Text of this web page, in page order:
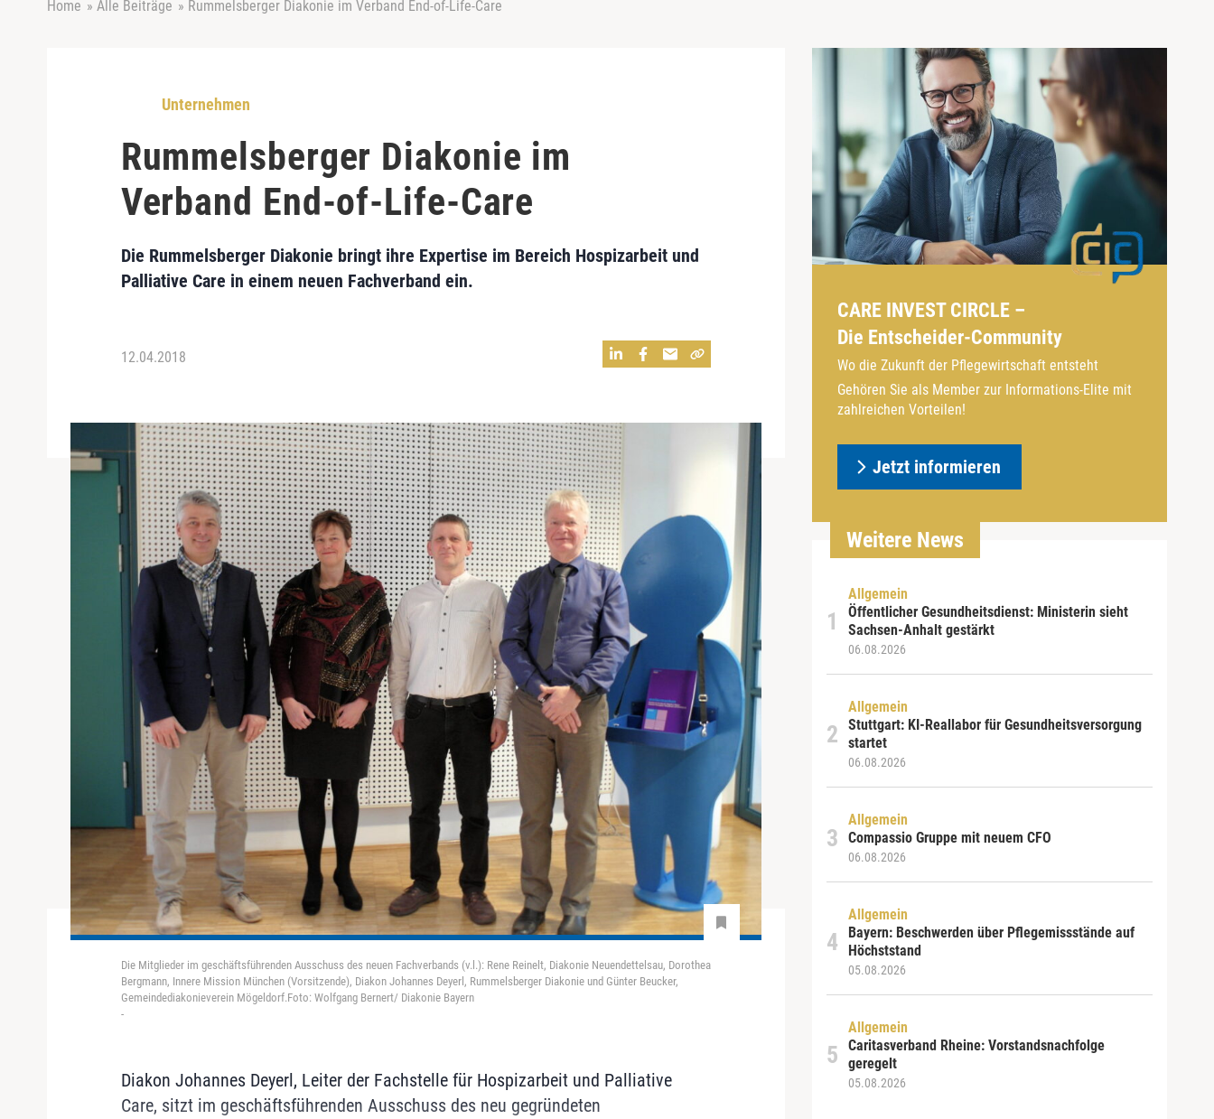
Home » Alle Beiträge » Rummelsberger Diakonie im Verband End-of-Life-Care
Unternehmen
Rummelsberger Diakonie im
Verband End-of-Life-Care
Die Rummelsberger Diakonie bringt ihre Expertise im Bereich Hospizarbeit und
Palliative Care in einem neuen Fachverband ein.
12.04.2018
Die Mitglieder im geschäftsführenden Ausschuss des neuen Fachverbands (v.l.): Rene Reinelt, Diakonie Neuendettelsau, Dorothea
Bergmann, Innere Mission München (Vorsitzende), Diakon Johannes Deyerl, Rummelsberger Diakonie und Günter Beucker,
Gemeindediakonieverein Mögeldorf.Foto: Wolfgang Bernert/ Diakonie Bayern
-
Diakon Johannes Deyerl, Leiter der Fachstelle für Hospizarbeit und Palliative
Care, sitzt im geschäftsführenden Ausschuss des neu gegründeten
CARE INVEST CIRCLE –
Die Entscheider-Community
Wo die Zukunft der Pflegewirtschaft entsteht
Gehören Sie als Member zur Informations-Elite mit
zahlreichen Vorteilen!
Jetzt informieren
Weitere News
Allgemein
Öffentlicher Gesundheitsdienst: Ministerin sieht
Sachsen-Anhalt gestärkt
06.08.2026
Allgemein
Stuttgart: KI-Reallabor für Gesundheitsversorgung
startet
06.08.2026
Allgemein
Compassio Gruppe mit neuem CFO
06.08.2026
Allgemein
Bayern: Beschwerden über Pflegemissstände auf
Höchststand
05.08.2026
Allgemein
Caritasverband Rheine: Vorstandsnachfolge
geregelt
05.08.2026